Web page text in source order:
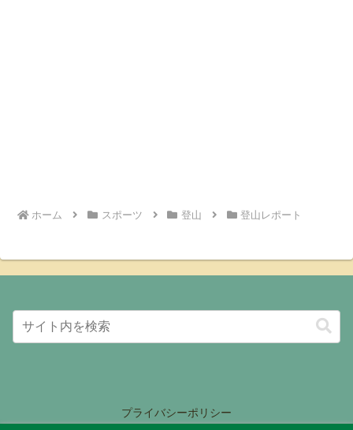
ホーム スポーツ 登山 登山レポート
プライバシーポリシー